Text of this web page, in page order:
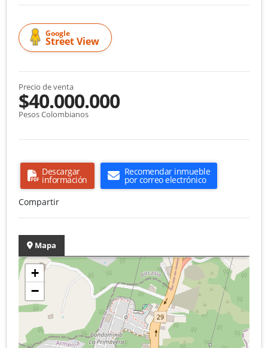
Google
Street View
Precio de venta
$40.000.000
Pesos Colombianos
Descargar
información
Recomendar inmueble
por correo electrónico
Compartir
Mapa
+
−